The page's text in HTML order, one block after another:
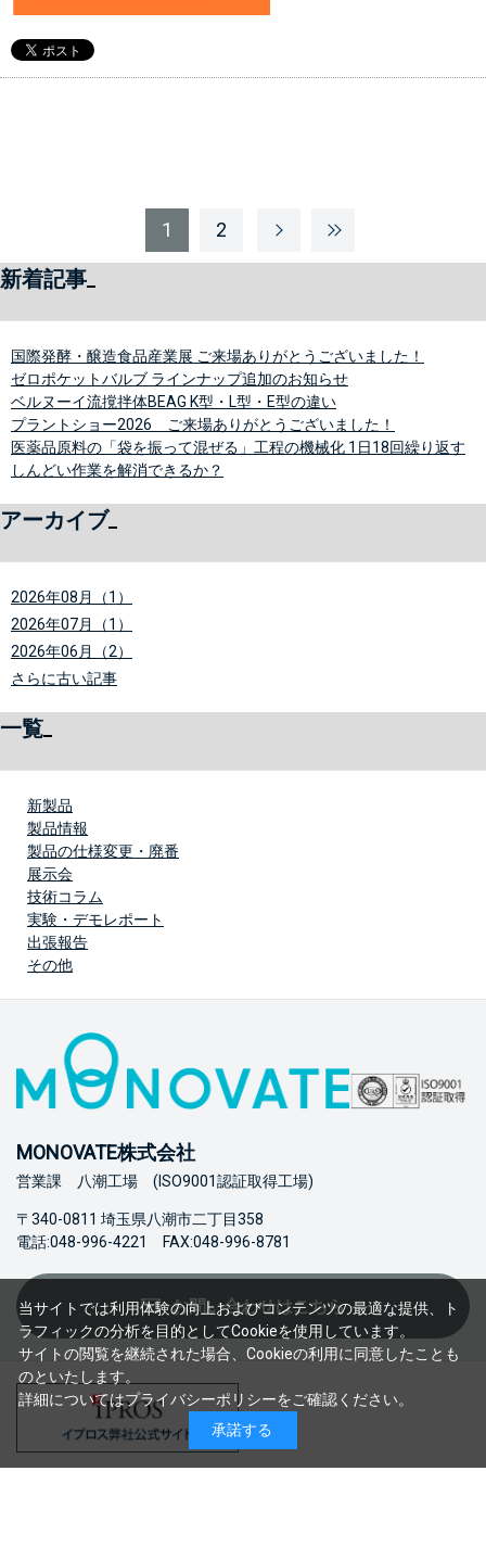
1 2
新着記事
国際発酵・醸造食品産業展 ご来場ありがとうございました！
ゼロポケットバルブ ラインナップ追加のお知らせ
ベルヌーイ流撹拌体BEAG K型・L型・E型の違い
プラントショー2026 ご来場ありがとうございました！
医薬品原料の「袋を振って混ぜる」工程の機械化 1日18回繰り返す
しんどい作業を解消できるか？
アーカイブ
2026年08月（1）
2026年07月（1）
2026年06月（2）
さらに古い記事
一覧
新製品
製品情報
製品の仕様変更・廃番
展示会
技術コラム
実験・デモレポート
出張報告
その他
MONOVATE株式会社
営業課 八潮工場 (ISO9001認証取得工場)
〒340-0811 埼玉県八潮市二丁目358
電話:048-996-4221 FAX:048-996-8781
お問い合わせはこちら
当サイトでは利用体験の向上およびコンテンツの最適な提供、ト
ラフィックの分析を目的としてCookieを使用しています。
サイトの閲覧を継続された場合、Cookieの利用に同意したことも
のといたします。
詳細についてはプライバシーポリシーをご確認ください。
承諾する